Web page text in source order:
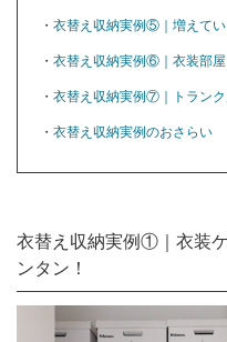
・ 衣替え収納実例⑤｜増えて
・ 衣替え収納実例⑥｜衣装部
・ 衣替え収納実例⑦｜トランク
・ 衣替え収納実例のおさらい
衣替え収納実例①｜衣装
ンタン！